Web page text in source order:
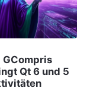
GCompris
Qt 6 und 5